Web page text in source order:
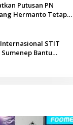
Putusan PN
Hermanto Tetap
Sah Tanah di
STIT
Bantu
WNI di Malaysia